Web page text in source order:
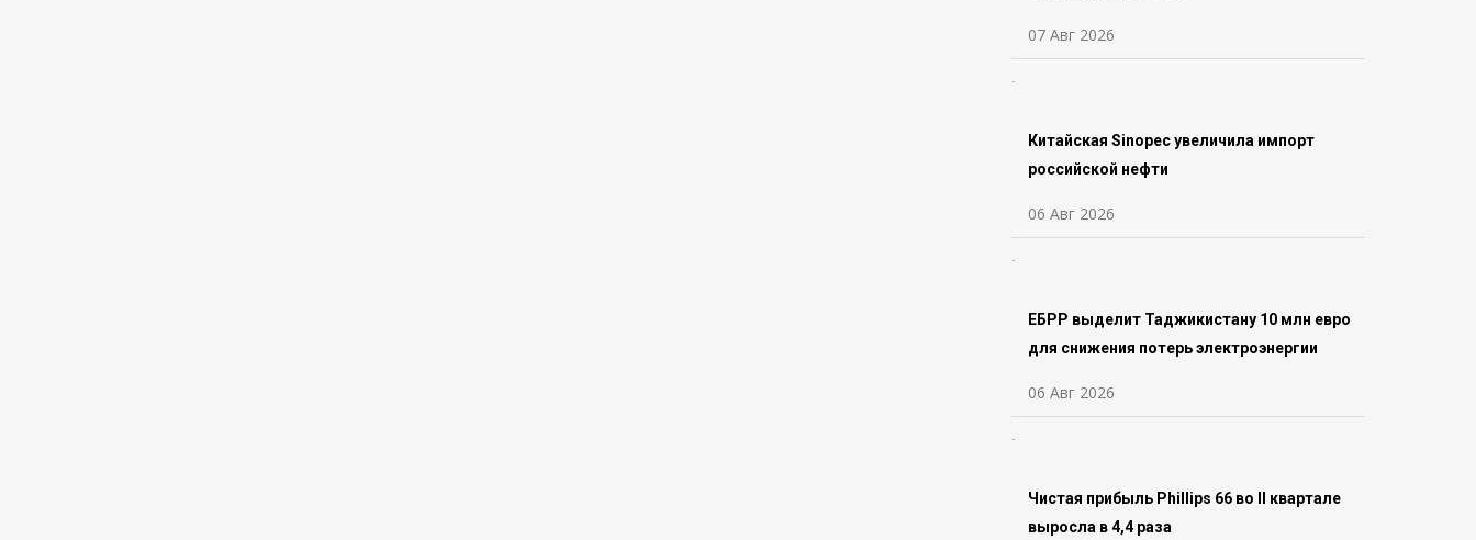
07 Авг 2026
Китайская Sinopec увеличила импорт
российской нефти
06 Авг 2026
ЕБРР выделит Таджикистану 10 млн евро
для снижения потерь электроэнергии
06 Авг 2026
Чистая прибыль Phillips 66 во ll квартале
выросла в 4,4 раза